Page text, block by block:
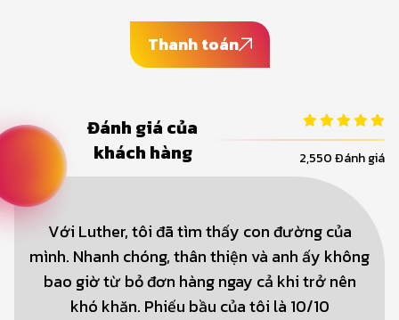
Đánh giá của
khách hàng
2,550 Đánh giá
Với Luther, tôi đã tìm thấy con đường của
mình. Nhanh chóng, thân thiện và anh ấy không
bao giờ từ bỏ đơn hàng ngay cả khi trở nên
khó khăn. Phiếu bầu của tôi là 10/10
Thanh toán